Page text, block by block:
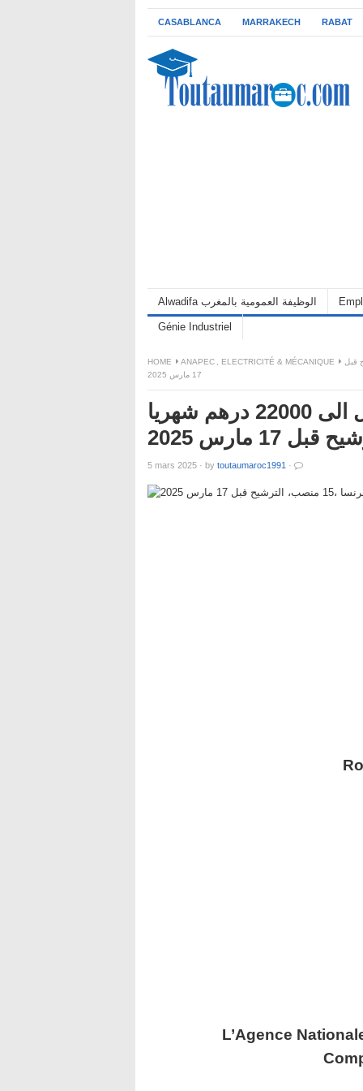
CASABLANCA MARRAKECH RABAT
Alwadifa الوظيفة العمومية بالمغرب
Génie Industriel
HOME ANAPEC ELECTRICITÉ & MÉCANIQUE
منصب، الترشيح قبل
17 مارس 2025
فرص شغل هامة للمغاربة براتب يصل الى 22000 درهم شهريا
5 mars 2025 · by toutaumaroc1991 ·
L’Agence